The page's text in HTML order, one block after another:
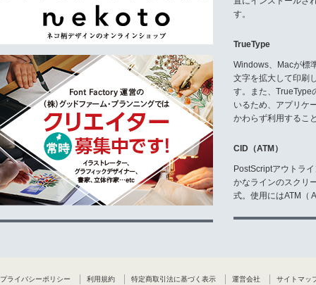
す。
TrueType
Windows、Macが標
文字を拡大して印刷
す。また、TrueType
いるため、アプリケ
かわらず利用するこ
CID（ATM）
PostScriptアウトラ
かなラインのスクリ
式。使用にはATM（
プライバシーポリシー 利用規約 特定商取引法に基づく表示 運営会社 サイトマッ